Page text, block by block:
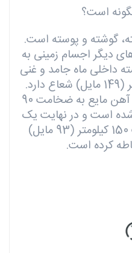
است؟
گوشته و پوسته است.
دیگر اجسام زمینی به
داخلی ماه جامد و غنی
از آهن است و 240 کیلومتر (149 مایل) شعاع دارد.
اطراف هسته توسط پوسته آهن مایع به ضخامت 90
احاطه شده است و در نهایت یک
لایه ذوب شده با ضخامت 150 کیلومتر (93 مایل)
کرده است.